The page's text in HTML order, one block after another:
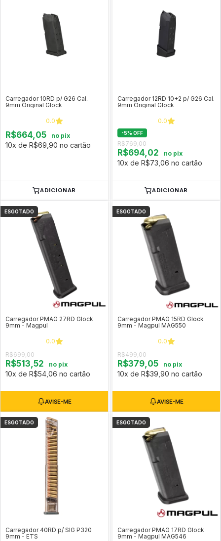
Carregador 10RD p/ G26 Cal.
9mm Original Glock
0.0
R$664,05 no pix
10x de R$69,90 no cartão
ADICIONAR
Carregador 12RD 10+2 p/ G26 Cal.
9mm Original Glock
0.0
-5% OFF
R$769,00
R$694,02 no pix
10x de R$73,06 no cartão
ADICIONAR
ESGOTADO
Carregador PMAG 27RD Glock
9mm - Magpul
0.0
R$699,00
R$513,52 no pix
10x de R$54,06 no cartão
ESGOTADO
Carregador PMAG 15RD Glock
9mm - Magpul MAG550
0.0
R$499,00
R$379,05 no pix
10x de R$39,90 no cartão
ESGOTADO
Carregador 40RD p/ SIG P320
9mm - ETS
ESGOTADO
Carregador PMAG 17RD Glock
9mm - Magpul MAG546